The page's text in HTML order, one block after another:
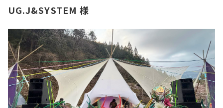
導入事例
UG.J&SYSTEM 様